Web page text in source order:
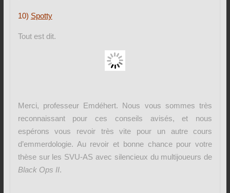
10) Spotty
Tout est dit.
Merci, professeur Emdéhert. Nous vous sommes très
reconnaissant pour ces conseils avisés, et nous
espérons vous revoir très vite pour un autre cours
d’emmerdologie. Au revoir et bonne chance pour votre
thèse sur les SVU-AS avec silencieux du multijoueurs de
Black Ops II.